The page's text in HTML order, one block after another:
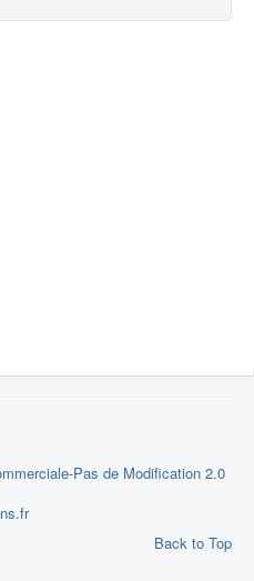
Pas de Modification 2.0
Back to Top